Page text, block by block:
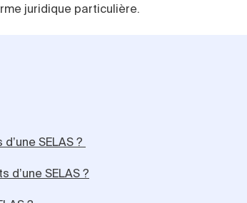
juridique particulière.
SELAS ?
SELAS ?